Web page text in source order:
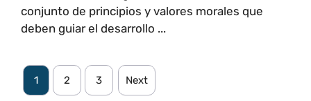
conjunto de principios y valores morales que
deben guiar el desarrollo ...
1 2 3 Next